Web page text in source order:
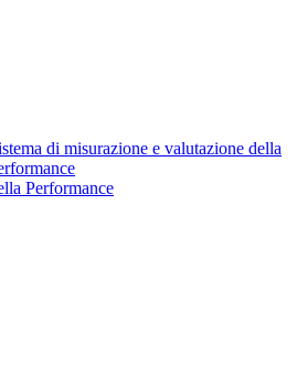
di misurazione e valutazione della
Performance